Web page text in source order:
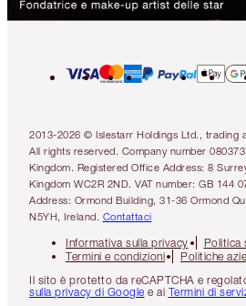
2013-2026 © Islestarr Holdings Ltd., trading
All rights reserved. Company number
Kingdom. Registered Office Address: 8
Kingdom WC2R 2ND. VAT number: GB 144
Address: Ormond Building, 31-36 Ormond
N5YH, Ireland. Contattaci
Informativa sulla privacy
Politica
Termini e condizioni
Politiche
Il sito è protetto da reCAPTCHA e
sulla privacy di Google e ai Termini di